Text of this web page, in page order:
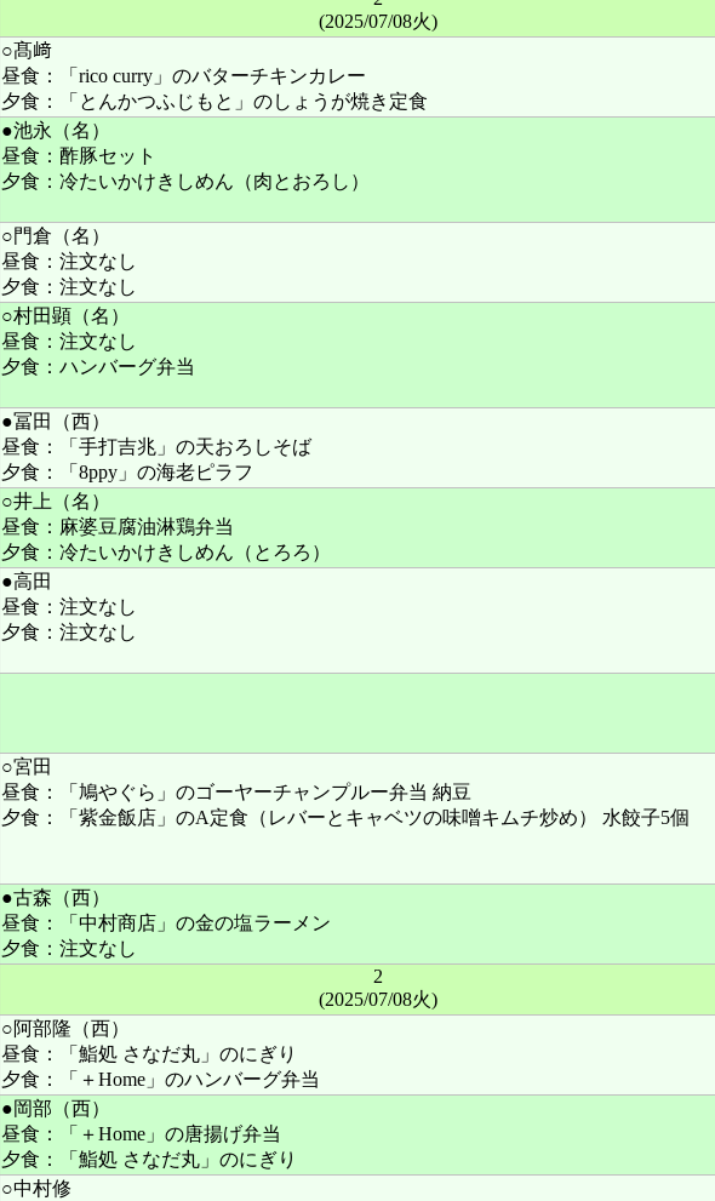
(2025/07/08火)
○髙﨑
昼食：「rico curry」のバターチキンカレー
夕食：「とんかつふじもと」のしょうが焼き定食
●池永（名）
昼食：酢豚セット
夕食：冷たいかけきしめん（肉とおろし）
○門倉（名）
昼食：注文なし
夕食：注文なし
○村田顕（名）
昼食：注文なし
夕食：ハンバーグ弁当
●冨田（西）
昼食：「手打吉兆」の天おろしそば
夕食：「8ppy」の海老ピラフ
○井上（名）
昼食：麻婆豆腐油淋鶏弁当
夕食：冷たいかけきしめん（とろろ）
●高田
昼食：注文なし
夕食：注文なし
○宮田
昼食：「鳩やぐら」のゴーヤーチャンプルー弁当 納豆
夕食：「紫金飯店」のA定食（レバーとキャベツの味噌キムチ炒め） 水餃子5個
●古森（西）
昼食：「中村商店」の金の塩ラーメン
夕食：注文なし
2
(2025/07/08火)
○阿部隆（西）
昼食：「鮨処 さなだ丸」のにぎり
夕食：「＋Home」のハンバーグ弁当
●岡部（西）
昼食：「＋Home」の唐揚げ弁当
夕食：「鮨処 さなだ丸」のにぎり
○中村修